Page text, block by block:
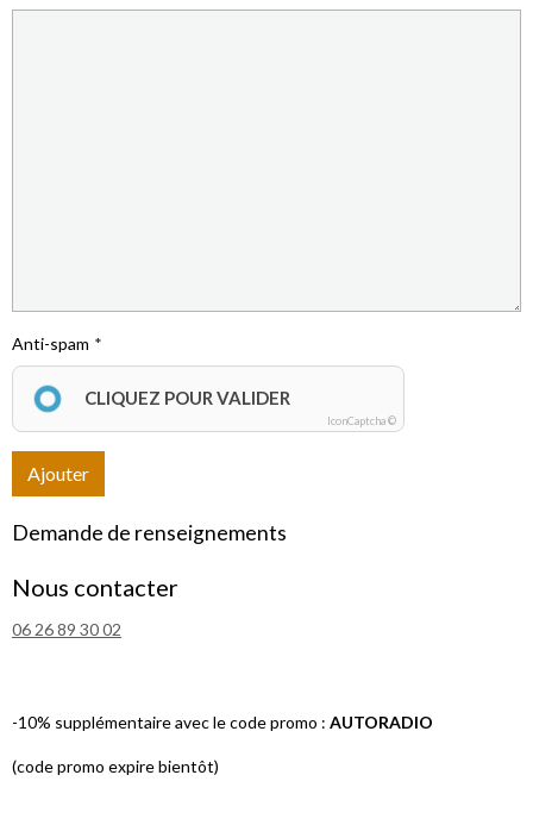
Anti-spam
CLIQUEZ POUR VALIDER
IconCaptcha ©
Ajouter
Demande de renseignements
Nous contacter
06 26 89 30 02
-10% supplémentaire avec le code promo : AUTORADIO
(code promo expire bientôt)